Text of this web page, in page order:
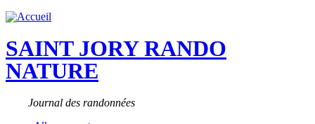
SAINT JORY RANDO
NATURE
Journal des randonnées